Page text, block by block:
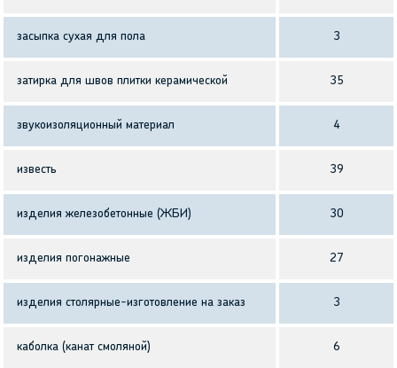
засыпка сухая для пола 3
затирка для швов плитки керамической 35
звукоизоляционный материал 4
известь 39
изделия железобетонные (ЖБИ) 30
изделия погонажные 27
изделия столярные-изготовление на заказ 3
каболка (канат смоляной) 6